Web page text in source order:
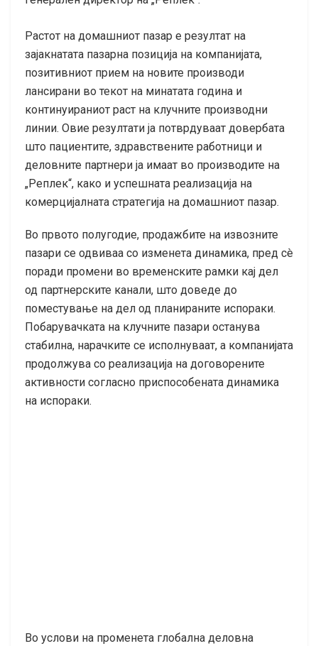
Растот на домашниот пазар е резултат на
зајакнатата пазарна позиција на компанијата,
позитивниот прием на новите производи
лансирани во текот на минатата година и
континуираниот раст на клучните производни
линии. Овие резултати ја потврдуваат довербата
што пациентите, здравствените работници и
деловните партнери ја имаат во производите на
„Реплек“, како и успешната реализација на
комерцијалната стратегија на домашниот пазар.
Во првото полугодие, продажбите на извозните
пазари се одвиваа со изменета динамика, пред сè
поради промени во временските рамки кај дел
од партнерските канали, што доведе до
поместување на дел од планираните испораки.
Побарувачката на клучните пазари останува
стабилна, нарачките се исполнуваат, а компанијата
продолжува со реализација на договорените
активности согласно приспособената динамика
на испораки.
Во услови на променета глобална деловна